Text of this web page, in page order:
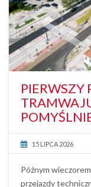
PIERWSZY
15 LIPCA 2026
Późnym
przejazdy